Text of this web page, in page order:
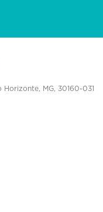
MG, 30160-031